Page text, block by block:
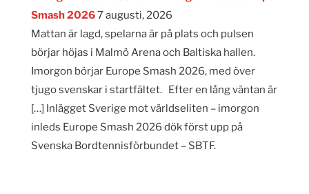
Smash 20267 augusti, 2026
Mattan är lagd, spelarna är på plats och pulsen
börjar höjas i Malmö Arena och Baltiska hallen.
Imorgon börjar Europe Smash 2026, med över
tjugo svenskar i startfältet. Efter en lång väntan är
[…] Inlägget Sverige mot världseliten – imorgon
inleds Europe Smash 2026 dök först upp på
Svenska Bordtennisförbundet – SBTF.